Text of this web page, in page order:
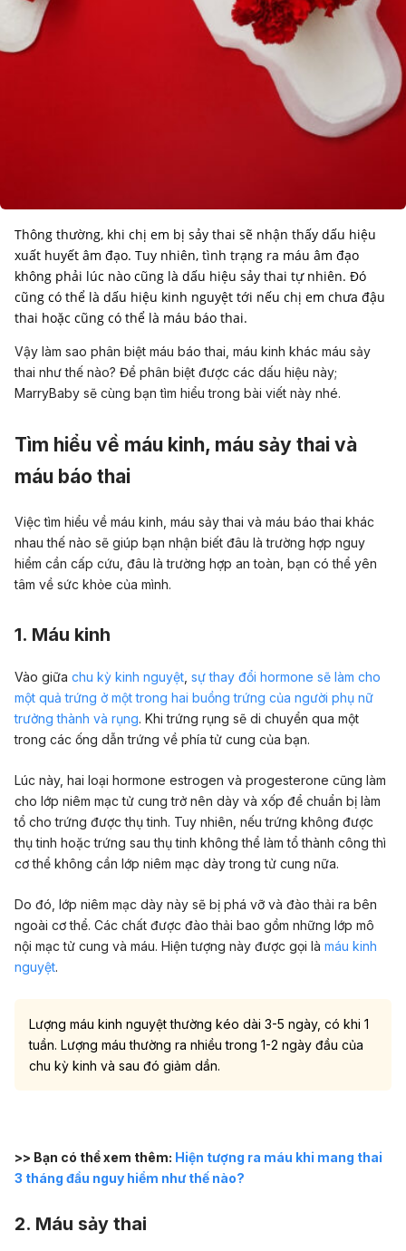
Thông thường, khi chị em bị sảy thai sẽ nhận thấy dấu hiệu
xuất huyết âm đạo. Tuy nhiên, tình trạng ra máu âm đạo
không phải lúc nào cũng là dấu hiệu sảy thai tự nhiên. Đó
cũng có thể là dấu hiệu kinh nguyệt tới nếu chị em chưa đậu
thai hoặc cũng có thể là máu báo thai.
Vậy làm sao phân biệt máu báo thai, máu kinh khác máu sảy
thai như thế nào? Để phân biệt được các dấu hiệu này;
MarryBaby sẽ cùng bạn tìm hiểu trong bài viết này nhé.
Tìm hiểu về máu kinh, máu sảy thai và
máu báo thai
Việc tìm hiểu về máu kinh, máu sảy thai và máu báo thai khác
nhau thế nào sẽ giúp bạn nhận biết đâu là trường hợp nguy
hiểm cần cấp cứu, đâu là trường hợp an toàn, bạn có thể yên
tâm về sức khỏe của mình.
1. Máu kinh
Vào giữa chu kỳ kinh nguyệt sự thay đổi hormone sẽ làm cho
một quả trứng ở một trong hai buồng trứng của người phụ nữ
trưởng thành và rụng. Khi trứng rụng sẽ di chuyển qua một
trong các ống dẫn trứng về phía tử cung của bạn.
Lúc này, hai loại hormone estrogen và progesterone cũng làm
cho lớp niêm mạc tử cung trở nên dày và xốp để chuẩn bị làm
tổ cho trứng được thụ tinh. Tuy nhiên, nếu trứng không được
thụ tinh hoặc trứng sau thụ tinh không thể làm tổ thành công thì
cơ thể không cần lớp niêm mạc dày trong tử cung nữa.
Do đó, lớp niêm mạc dày này sẽ bị phá vỡ và đào thải ra bên
ngoài cơ thể. Các chất được đào thải bao gồm những lớp mô
nội mạc tử cung và máu. Hiện tượng này được gọi là máu kinh
nguyệt.
Lượng máu kinh nguyệt thường kéo dài 3-5 ngày, có khi 1
tuần. Lượng máu thường ra nhiều trong 1-2 ngày đầu của
chu kỳ kinh và sau đó giảm dần.
>> Bạn có thể xem thêm: Hiện tượng ra máu khi mang thai
3 tháng đầu nguy hiểm như thế nào?
2. Máu sảy thai